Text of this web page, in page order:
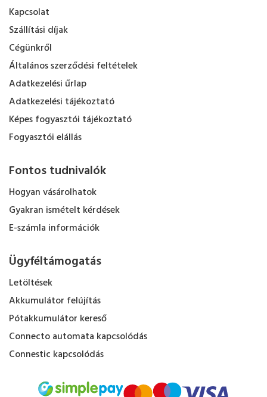
Kapcsolat
Szállítási díjak
Cégünkről
Általános szerződési feltételek
Adatkezelési űrlap
Adatkezelési tájékoztató
Képes fogyasztói tájékoztató
Fogyasztói elállás
Fontos tudnivalók
Hogyan vásárolhatok
Gyakran ismételt kérdések
E-számla információk
Ügyféltámogatás
Letöltések
Akkumulátor felújítás
Pótakkumulátor kereső
Connecto automata kapcsolódás
Connestic kapcsolódás